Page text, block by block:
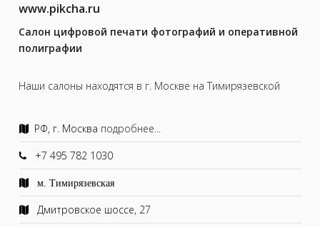
www.pikcha.ru
Салон цифровой печати фотографий и оперативной
полиграфии
Наши салоны находятся в г. Москве на Тимирязевской
РФ, г. Москва подробнее...
+7 495 782 1030
м. Тимирязевская
Дмитровское шоссе, 27